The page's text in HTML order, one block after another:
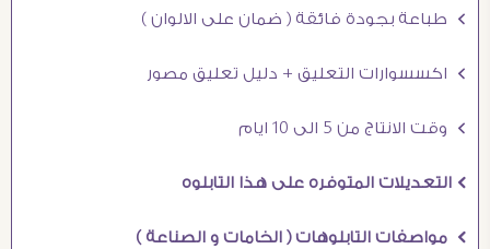
Ö طباعة بجودة فائقة ( ضمان على الالوان )
Ö اكسسوارات التعليق + دليل تعليق مصور
Ö وقت الانتاج من 5 الى 10 ايام
Ö التعديلات المتوفره على هذا التابلوه
Ö مواصفات التابلوهات ( الخامات و الصناعة )